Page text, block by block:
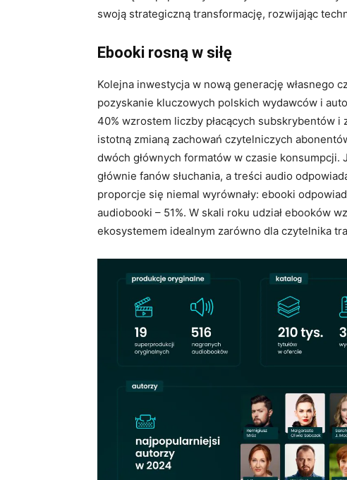
swoją strategiczną transformację, rozwijając
Ebooki rosną w siłę
Kolejna inwestycja w nową generację własnego
pozyskanie kluczowych polskich wydawców i
40% wzrostem liczby płacących subskrybentów
istotną zmianą zachowań czytelniczych
dwóch głównych formatów w czasie konsumpcji.
głównie fanów słuchania, a treści audio
proporcje się niemal wyrównały: ebooki
audiobooki – 51%. W skali roku udział ebooków
ekosystemem idealnym zarówno dla czytelnika